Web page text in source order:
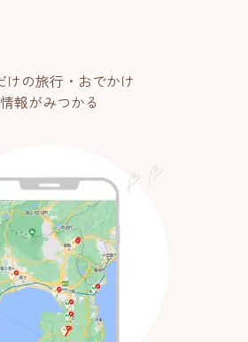
けの旅行・おでかけ
情報がみつかる